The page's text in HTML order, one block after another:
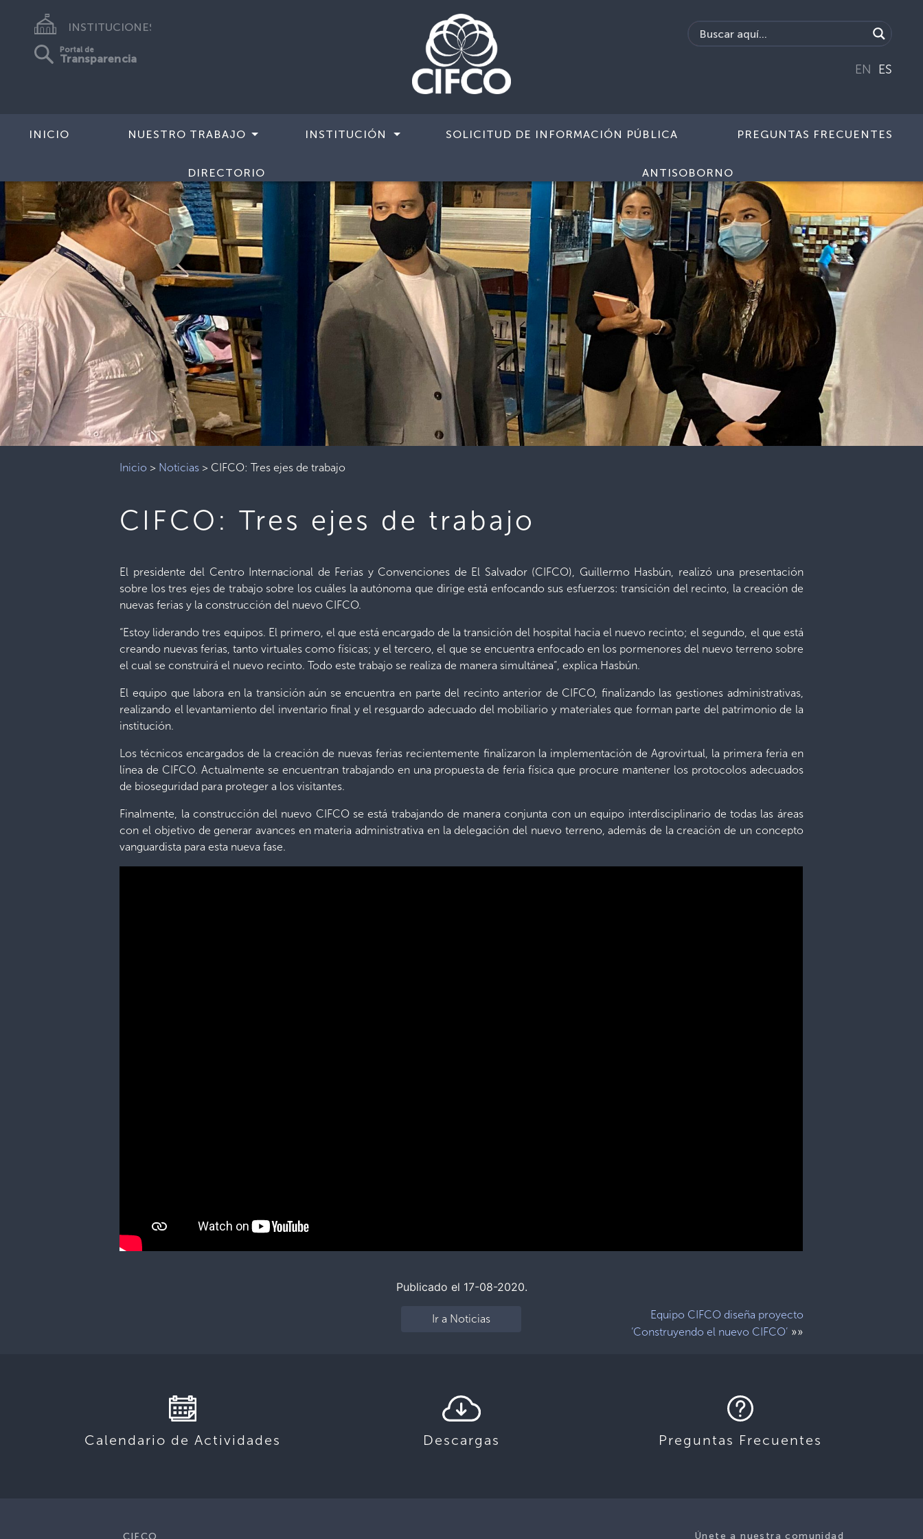
INSTITUCIONES
Portal de
Transparencia
EN ES
INICIO NUESTRO TRABAJO INSTITUCIÓN SOLICITUD DE INFORMACIÓN PÚBLICA PREGUNTAS FRECUENTES
DIRECTORIO ANTISOBORNO
Inicio > Noticias > CIFCO: Tres ejes de trabajo
CIFCO: Tres ejes de trabajo
El presidente del Centro Internacional de Ferias y Convenciones de El Salvador (CIFCO), Guillermo Hasbún, realizó una presentación
sobre los tres ejes de trabajo sobre los cuáles la autónoma que dirige está enfocando sus esfuerzos: transición del recinto, la creación de
nuevas ferias y la construcción del nuevo CIFCO.
“Estoy liderando tres equipos. El primero, el que está encargado de la transición del hospital hacia el nuevo recinto; el segundo, el que está
creando nuevas ferias, tanto virtuales como físicas; y el tercero, el que se encuentra enfocado en los pormenores del nuevo terreno sobre
el cual se construirá el nuevo recinto. Todo este trabajo se realiza de manera simultánea”, explica Hasbún.
El equipo que labora en la transición aún se encuentra en parte del recinto anterior de CIFCO, finalizando las gestiones administrativas,
realizando el levantamiento del inventario final y el resguardo adecuado del mobiliario y materiales que forman parte del patrimonio de la
institución.
Los técnicos encargados de la creación de nuevas ferias recientemente finalizaron la implementación de Agrovirtual, la primera feria en
línea de CIFCO. Actualmente se encuentran trabajando en una propuesta de feria física que procure mantener los protocolos adecuados
de bioseguridad para proteger a los visitantes.
Finalmente, la construcción del nuevo CIFCO se está trabajando de manera conjunta con un equipo interdisciplinario de todas las áreas
con el objetivo de generar avances en materia administrativa en la delegación del nuevo terreno, además de la creación de un concepto
vanguardista para esta nueva fase.
Publicado el 17-08-2020.
Ir a Noticias
Equipo CIFCO diseña proyecto
‘Construyendo el nuevo CIFCO’»»
Calendario de Actividades Descargas Preguntas Frecuentes
Únete a nuestra comunidad
CIFCO